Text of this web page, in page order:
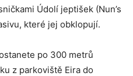
Údolí jeptišek (Nun’s
které jej obklopují.
po 300 metrů
z parkoviště Eira do